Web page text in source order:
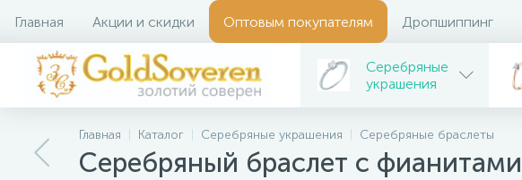
Главная Акции и скидки Оптовым покупателям Дропшиппинг
Серебряные
украшения
Главная Каталог Серебряные украшения Серебряные браслеты
Серебряный браслет с фианитами